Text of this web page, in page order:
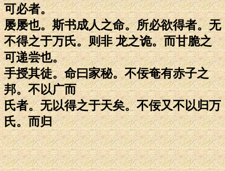
可必者。
屡屡也。斯书成人之命。所必欲得者。无
不得之于万氏。则非 龙之诡。而甘脆之
可递尝也。
手授其徒。命曰家秘。不佞奄有赤子之
邦。不以广而
氏者。无以得之于天矣。不佞又不以归万
氏。而归